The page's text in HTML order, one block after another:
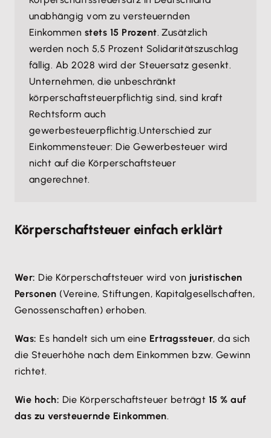
unabhängig vom zu versteuernden
Einkommen stets 15 Prozent. Zusätzlich
werden noch 5,5 Prozent Solidaritätszuschlag
fällig. Ab 2028 wird der Steuersatz gesenkt.
Unternehmen, die unbeschränkt
körperschaftsteuerpflichtig sind, sind kraft
Rechtsform auch
gewerbesteuerpflichtig.Unterschied zur
Einkommensteuer: Die Gewerbesteuer wird
nicht auf die Körperschaftsteuer
angerechnet.
Körperschaftsteuer einfach erklärt
Wer: Die Körperschaftsteuer wird von juristischen
Personen (Vereine, Stiftungen, Kapitalgesellschaften,
Genossenschaften) erhoben.
Was: Es handelt sich um eine Ertragssteuer, da sich
die Steuerhöhe nach dem Einkommen bzw. Gewinn
richtet.
Wie hoch: Die Körperschaftsteuer beträgt 15 % auf
das zu versteuernde Einkommen.